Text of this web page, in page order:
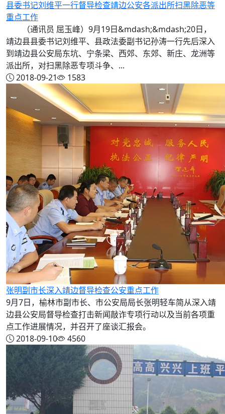
县委书记刘维平一行督导检查靖边公安各派出所扫黑除恶等
重点工作
（通讯员 屈玉峰）9月19日&mdash;&mdash;20日，
靖边县县委书记刘维平、县政法委副书记孙涛一行先后深入
到靖边县公安局东坑、宁条梁、西郊、东郊、新庄、龙洲等
派出所，对扫黑除恶专项斗争、...
2018-09-21
1583
张明副市长深入靖边督导检查公安重点工作
9月7日，榆林市副市长、市公安局局长张明轻车简从深入靖
边县公安局督导检查打击新闻敲诈专项行动以及当前各项重
点工作进展情况，并召开了座谈汇报会。
2018-09-10
4560